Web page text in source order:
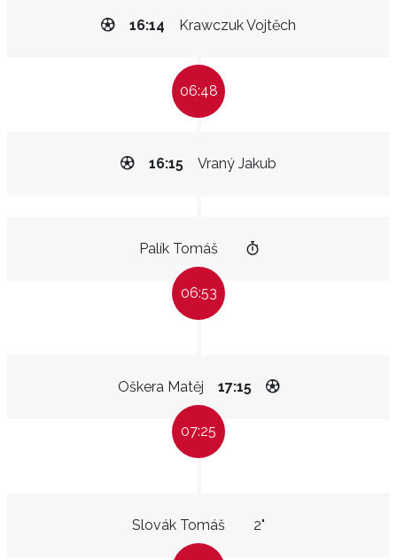
Krawczuk Vojtěch
16:14
06:48
Vraný Jakub
16:15
Palík Tomáš
06:53
Oškera Matěj 17:15
07:25
Slovák Tomáš 2"